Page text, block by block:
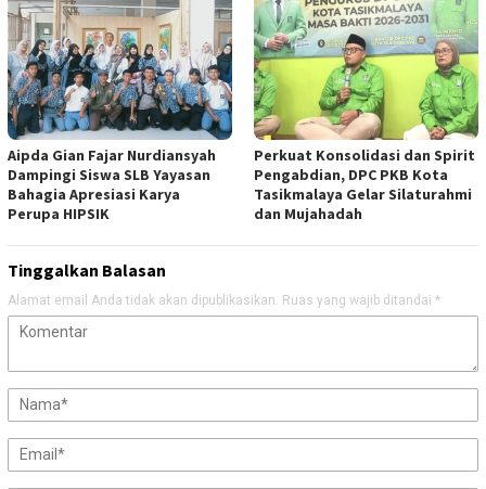
Aipda Gian Fajar Nurdiansyah
Dampingi Siswa SLB Yayasan
Bahagia Apresiasi Karya
Perupa HIPSIK
Perkuat Konsolidasi dan Spirit
Pengabdian, DPC PKB Kota
Tasikmalaya Gelar Silaturahmi
dan Mujahadah
Tinggalkan Balasan
Alamat email Anda tidak akan dipublikasikan. Ruas yang wajib ditandai *